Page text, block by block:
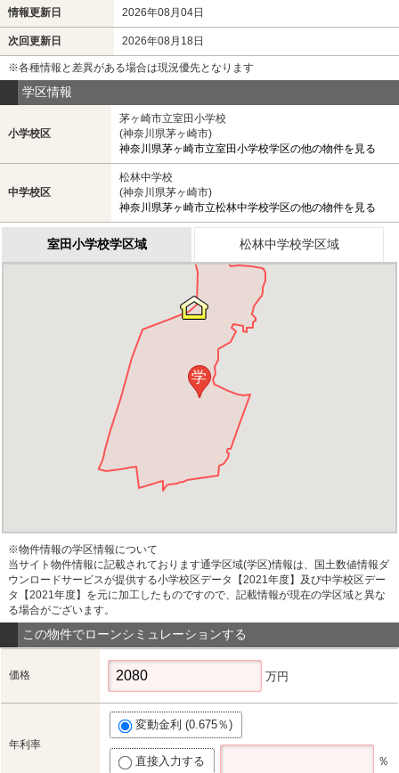
情報更新日 2026年08月04日
次回更新日 2026年08月18日
※各種情報と差異がある場合は現況優先となります
学区情報
小学校区
茅ヶ崎市立室田小学校
(神奈川県茅ヶ崎市)
神奈川県茅ヶ崎市立室田小学校学区の他の物件を見る
中学校区
松林中学校
(神奈川県茅ヶ崎市)
神奈川県茅ヶ崎市立松林中学校学区の他の物件を見る
室田小学校学区域 松林中学校学区域
学
※物件情報の学区情報について
当サイト物件情報に記載されております通学区域(学区)情報は、国土数値情報ダ
ウンロードサービスが提供する小学校区データ【2021年度】及び中学校区デー
タ【2021年度】を元に加工したものですので、記載情報が現在の学区域と異な
る場合がございます。
この物件でローンシミュレーションする
価格 万円
年利率
変動金利 (0.675％)
直接入力する ％